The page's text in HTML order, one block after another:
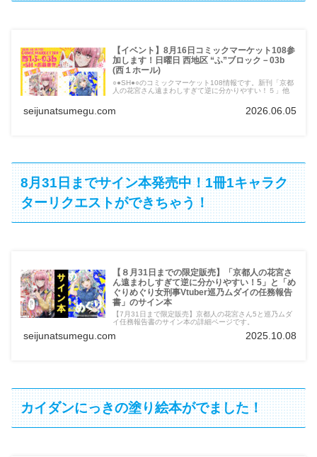
【イベント】8月16日コミックマーケット108参
加します！日曜日 西地区 “ふ”ブロック－03b
(西１ホール)
○●SH●○のコミックマーケット108情報です。新刊「京都
人の花宮さん遠まわしすぎて逆に分かりやすい！５」他
seijunatsumegu.com 2026.06.05
8月31日までサイン本発売中！1冊1キャラク
ターリクエストができちゃう！
【８月31日までの限定販売】「京都人の花宮さ
ん遠まわしすぎて逆に分かりやすい！5」と「め
ぐりめぐり女刑事Vtuber巡乃ムダイの任務報告
書」のサイン本
【7月31日まで限定販売】京都人の花宮さん5と巡乃ムダ
イ任務報告書のサイン本の詳細ページです。
seijunatsumegu.com 2025.10.08
カイダンにっきの塗り絵本がでました！